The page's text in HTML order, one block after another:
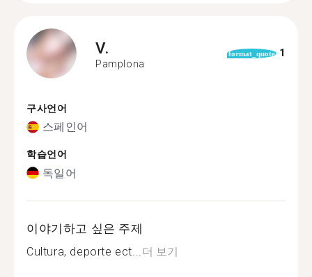
V.
Pamplona
format_quote 1
구사언어
스페인어
학습언어
독일어
이야기하고 싶은 주제
Cultura, deporte ect... 더 보기